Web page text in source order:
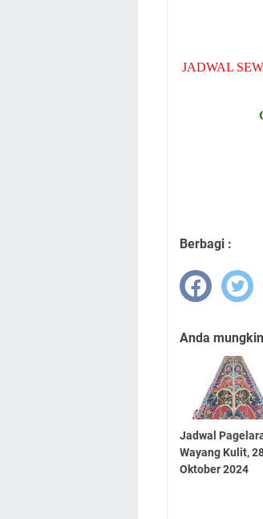
JADWAL
Berbagi :
Anda
Jadwal
Wayang Kulit,
Oktober 2024